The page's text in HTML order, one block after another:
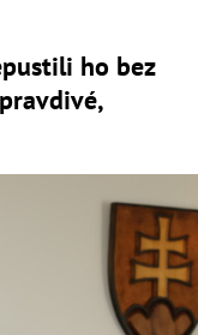
ho bez